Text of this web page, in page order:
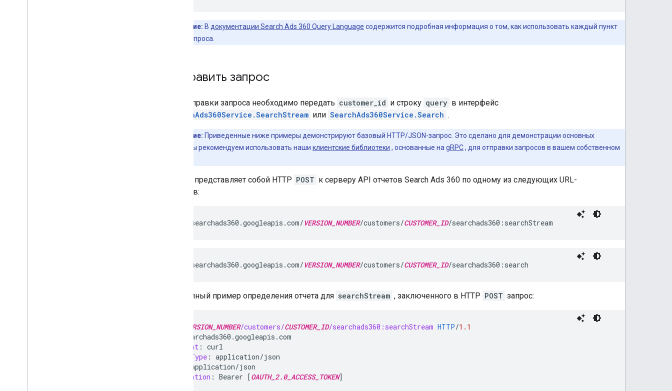
Примечание: В документации Search Ads 360 Query Language содержится подробная информация о том, как использовать каждый пункт
поискового запроса.
Отправить запрос
Для отправки запроса необходимо передать customer_id и строку query в интерфейс
SearchAds360Service.SearchStream или SearchAds360Service.Search .
Примечание: Приведенные ниже примеры демонстрируют базовый HTTP/JSON-запрос. Это сделано для демонстрации основных
концепций. Мы рекомендуем использовать наши клиентские библиотеки , основанные на gRPC, для отправки запросов в вашем собственном
Запрос представляет собой HTTP POST к серверу API отчетов Search Ads 360 по одному из следующих URL-
адресов:
https://searchads360.googleapis.com/VERSION_NUMBER/customers/CUSTOMER_ID/searchads360:searchStream
https://searchads360.googleapis.com/VERSION_NUMBER/customers/CUSTOMER_ID/searchads360:search
Вот полный пример определения отчета для searchStream , заключенного в HTTP POST запрос:
VERSION_NUMBER/customers/CUSTOMER_ID/searchads360:searchStream HTTP/1.1
searchads360.googleapis.com
User-Agent : curl
Content-Type : application/json
application/json
Authorization : Bearer [OAUTH_2.0_ACCESS_TOKEN]